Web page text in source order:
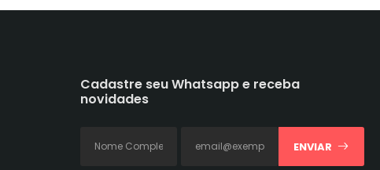
Cadastre seu Whatsapp e receba
novidades
ENVIAR